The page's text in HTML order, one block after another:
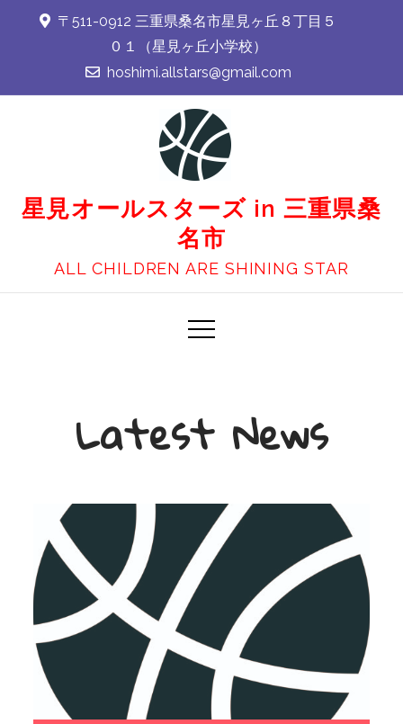
〒511-0912 三重県桑名市星見ヶ丘８丁目５
０１（星見ヶ丘小学校）
hoshimi.allstars@gmail.com
星見オールスターズ in 三重県桑
名市
ALL CHILDREN ARE SHINING STAR
Latest News